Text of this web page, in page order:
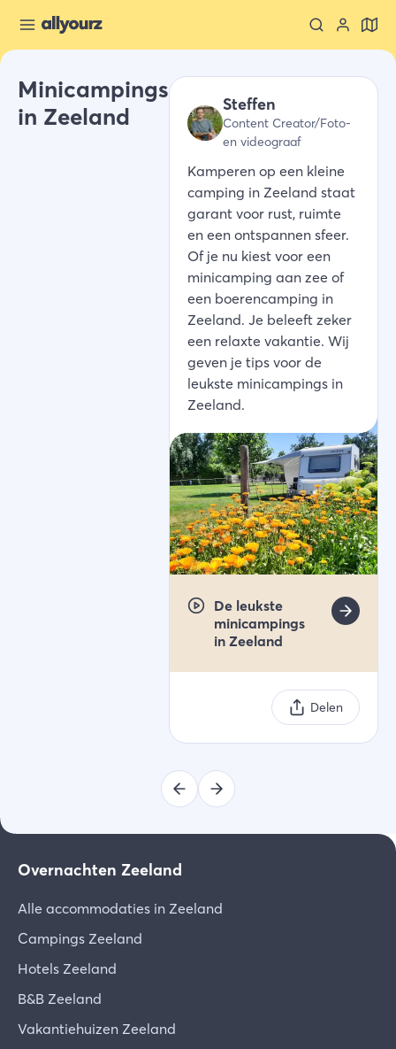
Minicampings
in Zeeland
Steffen
Content Creator/Foto-
en videograaf
Kamperen op een kleine
camping in Zeeland staat
garant voor rust, ruimte
en een ontspannen sfeer.
Of je nu kiest voor een
minicamping aan zee of
een boerencamping in
Zeeland. Je beleeft zeker
een relaxte vakantie. Wij
geven je tips voor de
leukste minicampings in
Zeeland.
De leukste
minicampings
in Zeeland
Delen
Overnachten Zeeland
Alle accommodaties in Zeeland
Campings Zeeland
Hotels Zeeland
B&B Zeeland
Vakantiehuizen Zeeland